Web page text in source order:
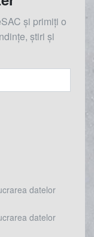
și primiți o
știri și
datelor
datelor